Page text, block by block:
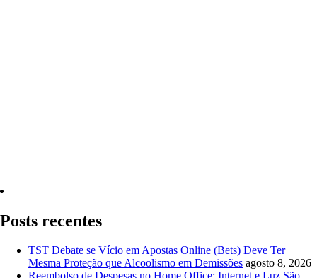
Posts recentes
TST Debate se Vício em Apostas Online (Bets) Deve Ter
Mesma Proteção que Alcoolismo em Demissões agosto 8, 2026